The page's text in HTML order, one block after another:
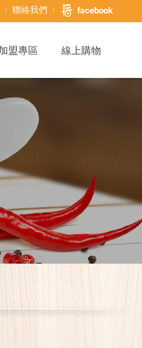
聯絡我們 facebook
盟專區 線上購物